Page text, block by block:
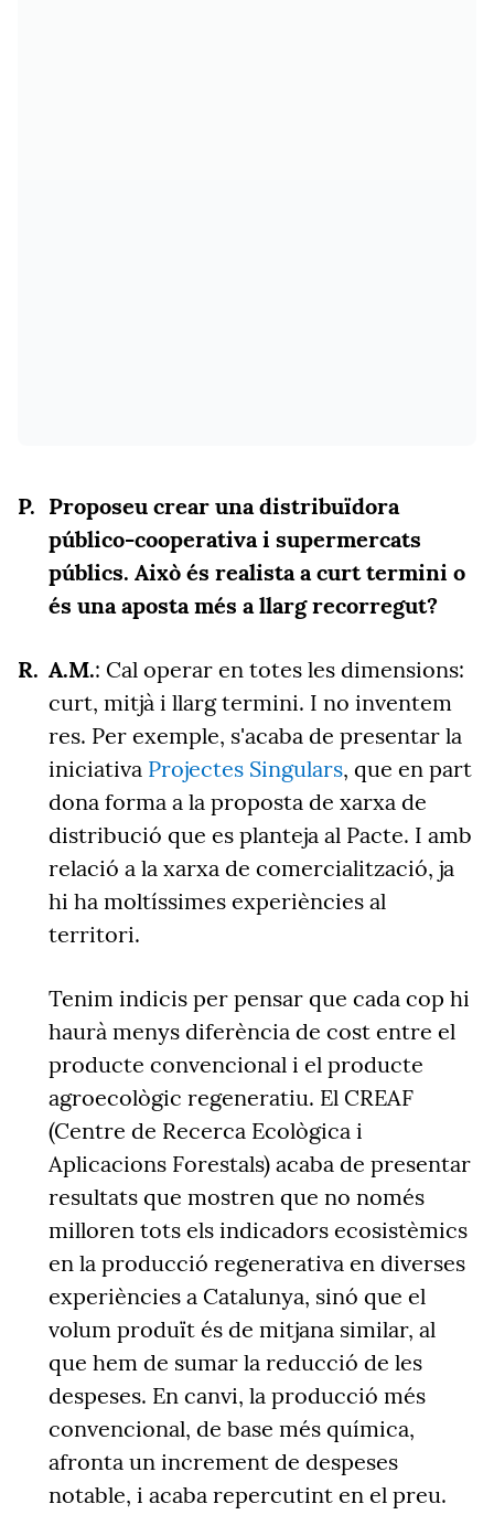
Proposeu crear una distribuïdora
público-cooperativa i supermercats
públics. Això és realista a curt termini o
és una aposta més a llarg recorregut?
A.M.: Cal operar en totes les dimensions:
curt, mitjà i llarg termini. I no inventem
res. Per exemple, s'acaba de presentar la
iniciativa Projectes Singulars, que en part
dona forma a la proposta de xarxa de
distribució que es planteja al Pacte. I amb
relació a la xarxa de comercialització, ja
hi ha moltíssimes experiències al
territori.
Tenim indicis per pensar que cada cop hi
haurà menys diferència de cost entre el
producte convencional i el producte
agroecològic regeneratiu. El CREAF
(Centre de Recerca Ecològica i
Aplicacions Forestals) acaba de presentar
resultats que mostren que no només
milloren tots els indicadors ecosistèmics
en la producció regenerativa en diverses
experiències a Catalunya, sinó que el
volum produït és de mitjana similar, al
que hem de sumar la reducció de les
despeses. En canvi, la producció més
convencional, de base més química,
afronta un increment de despeses
notable, i acaba repercutint en el preu.